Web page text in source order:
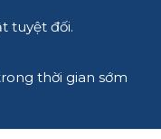
tuyệt đối.
thời gian sớm